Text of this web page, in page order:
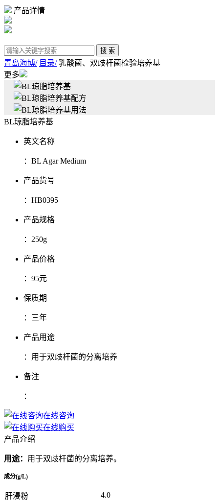
产品详情
青岛海博/ 目录/乳酸菌、双歧杆菌检验培养基
更多
BL琼脂培养基
英文名称
： BL Agar Medium
产品货号
： HB0395
产品规格
： 250g
产品价格
： 95元
保质期
： 三年
产品用途
： 用于双歧杆菌的分离培养
备注
：
在线咨询
在线购买
产品介绍
用途： 用于双歧杆菌的分离培养。
成分(g/L)
肝浸粉
4.0